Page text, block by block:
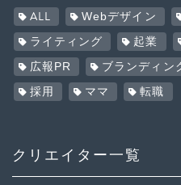
ALL Webデザイン
ライティング 起業
広報PR ブランディン
採用 ママ 転職
クリエイター一覧